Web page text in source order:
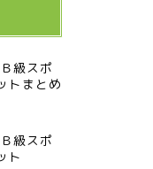
級スポ
トまとめ
級スポ
ト